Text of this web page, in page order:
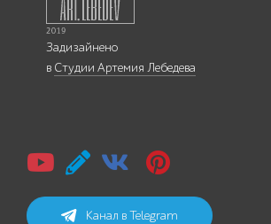
Задизайнено
в Студии Артемия Лебедева
Канал в Telegram